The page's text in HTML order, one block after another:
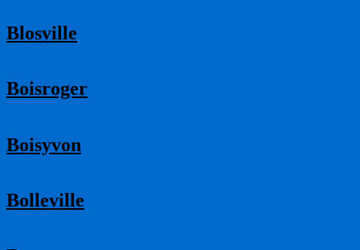
Blosville
Boisroger
Boisyvon
Bolleville